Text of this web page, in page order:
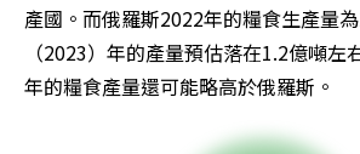
產國。而俄羅斯2022年的糧食生產量
（2023）年的產量預估落在1.2億噸左
年的糧食產量還可能略高於俄羅斯。